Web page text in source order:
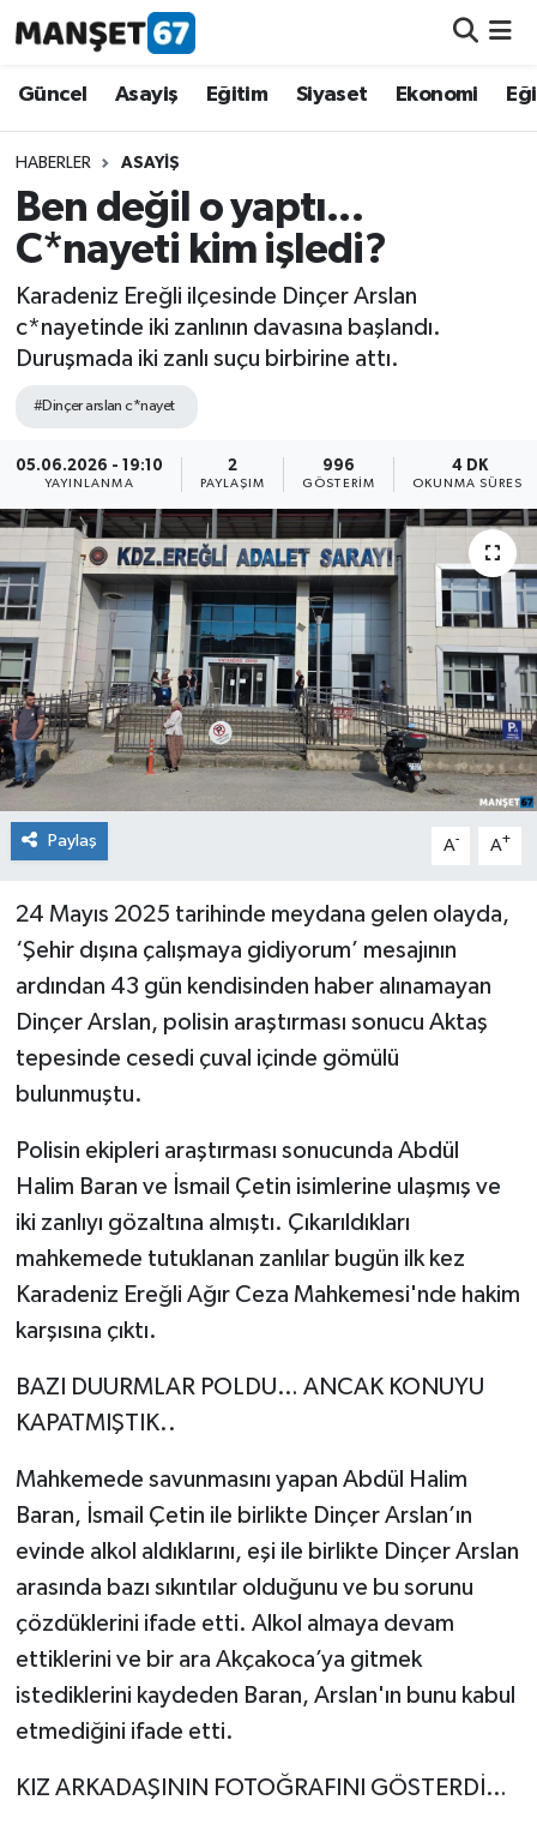
Güncel Asayiş Eğitim Siyaset Ekonomi
HABERLER ASAYIŞ
Ben değil o yaptı...
C*nayeti kim işledi?
Karadeniz Ereğli ilçesinde Dinçer Arslan
c*nayetinde iki zanlının davasına başlandı.
Duruşmada iki zanlı suçu birbirine attı.
#Dinçer arslan c*nayet
05.06.2026 - 19:10
YAYINLANMA
2
PAYLAŞIM
996
GÖSTERIM
4 DK
OKUNMA SÜRESI
Paylaş A- A+
24 Mayıs 2025 tarihinde meydana gelen olayda,
‘Şehir dışına çalışmaya gidiyorum’ mesajının
ardından 43 gün kendisinden haber alınamayan
Dinçer Arslan, polisin araştırması sonucu Aktaş
tepesinde cesedi çuval içinde gömülü
bulunmuştu.
Polisin ekipleri araştırması sonucunda Abdül
Halim Baran ve İsmail Çetin isimlerine ulaşmış ve
iki zanlıyı gözaltına almıştı. Çıkarıldıkları
mahkemede tutuklanan zanlılar bugün ilk kez
Karadeniz Ereğli Ağır Ceza Mahkemesi'nde hakim
karşısına çıktı.
BAZI DUURMLAR POLDU… ANCAK KONUYU
KAPATMIŞTIK..
Mahkemede savunmasını yapan Abdül Halim
Baran, İsmail Çetin ile birlikte Dinçer Arslan’ın
evinde alkol aldıklarını, eşi ile birlikte Dinçer Arslan
arasında bazı sıkıntılar olduğunu ve bu sorunu
çözdüklerini ifade etti. Alkol almaya devam
ettiklerini ve bir ara Akçakoca’ya gitmek
istediklerini kaydeden Baran, Arslan'ın bunu kabul
etmediğini ifade etti.
KIZ ARKADAŞININ FOTOĞRAFINI GÖSTERDİ…
Güncel
Asayiş
Siyaset
Spor
Eğitim
Ekonomi
Kültür-Sanat
Magazin
Medya
Mizah
Röportaj
Teknoloji